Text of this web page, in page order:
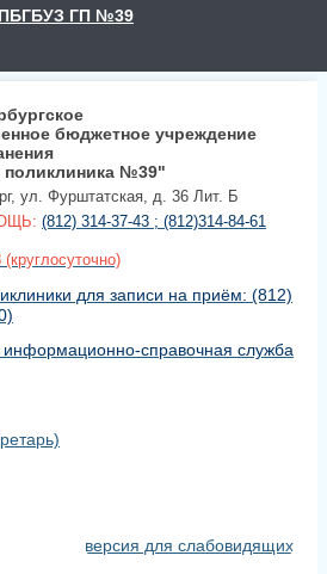
бюджетное учреждение
поликлиника №39"
ул. Фурштатская, д. 36 Лит. Б
(812) 314-37-43 ; (812)314-84-61
для записи на приём: (812)
справочная служба
версия для слабовидящих
ГП №39